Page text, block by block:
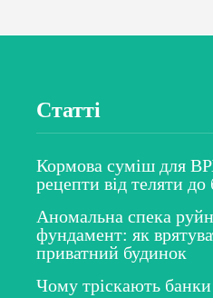
Статті
Кормова суміш для
рецепти від теляти до
Аномальна спека
фундамент: як
приватний будинок
Чому тріскають банки